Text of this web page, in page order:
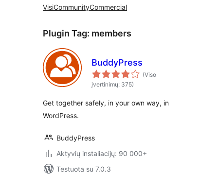
VisiCommunityCommercial
Plugin Tag: members
BuddyPress
(Viso
įvertinimų: 375)
Get together safely, in your own way, in
WordPress.
BuddyPress
Aktyvių instaliacijų: 90 000+
Testuota su 7.0.3